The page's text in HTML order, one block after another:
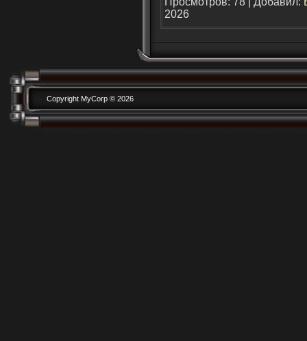
2026
Copyright MyCorp © 2026